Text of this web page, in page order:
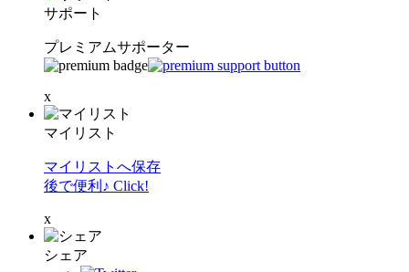
サポート
プレミアムサポーター
x
マイリスト
マイリストへ保存
後で便利♪ Click!
x
シェア